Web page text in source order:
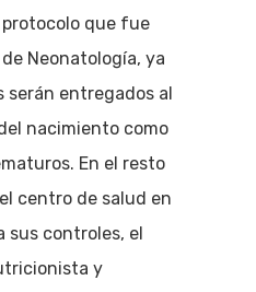
que fue
Neonatología, ya
serán entregados al
nacimiento como
En el resto
centro de salud en
sus controles, el
y